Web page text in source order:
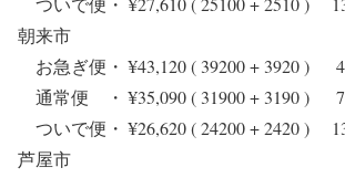
朝来市
お急ぎ便・ ¥43,120 ( 39200 + 3920 )
通常便 ・ ¥35,090 ( 31900 + 3190 ) 7
ついで便・ ¥26,620 ( 24200 + 2420 )
芦屋市